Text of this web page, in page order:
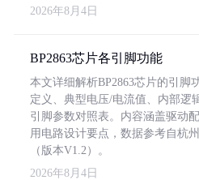
2026年8月4日
BP2863芯片各引脚功能
本文详细解析BP2863芯片的引脚
定义、典型电压/电流值、内部逻
引脚参数对照表。内容涵盖驱动
用电路设计要点，数据参考自杭
（版本V1.2）。
2026年8月4日